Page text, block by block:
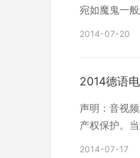
宛如魔鬼一
其他人是不
的孩子们有
接！ 赶快来
2014-07-20
2014德语
声明：音视
产权保护。
2014-07-17